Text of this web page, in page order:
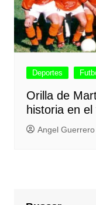
Deportes
Orilla de
historia en
Angel Guerrero